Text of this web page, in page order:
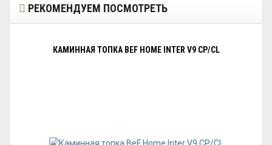
РЕКОМЕНДУЕМ ПОСМОТРЕТЬ
КАМИННАЯ ТОПКА BEF HOME INTER V9 CP/CL